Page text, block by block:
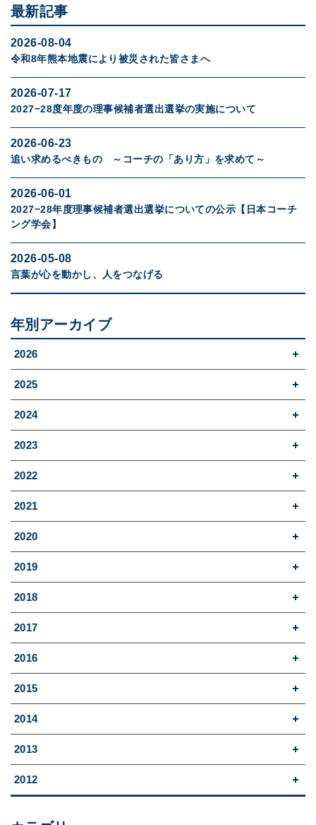
最新記事
2026-08-04
令和8年熊本地震により被災された皆さまへ
2026-07-17
2027−28度年度の理事候補者選出選挙の実施について
2026-06-23
追い求めるべきもの ～コーチの「あり方」を求めて～
2026-06-01
2027−28年度理事候補者選出選挙についての公示【日本コーチ
ング学会】
2026-05-08
言葉が心を動かし、人をつなげる
年別アーカイブ
2026
2025
2024
2023
2022
2021
2020
2019
2018
2017
2016
2015
2014
2013
2012